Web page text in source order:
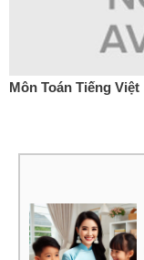
Môn Toán Tiếng Việt